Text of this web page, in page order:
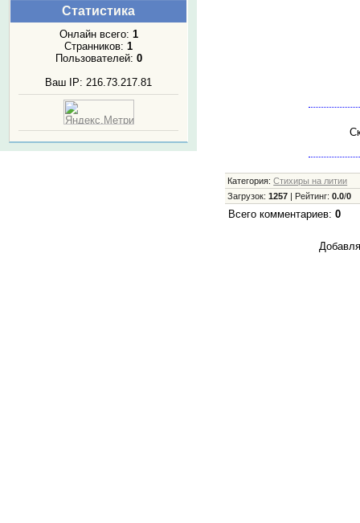
Статистика
Онлайн всего: 1
Странников: 1
Пользователей: 0
Ваш IP: 216.73.217.81
Категория:Стихиры на литии
Загрузок:1257 Рейтинг:0.0/0
Всего комментариев: 0